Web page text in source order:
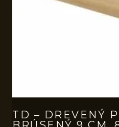
TD – DREVENÝ